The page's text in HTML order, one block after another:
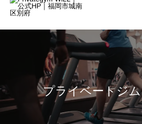
プライベートジ